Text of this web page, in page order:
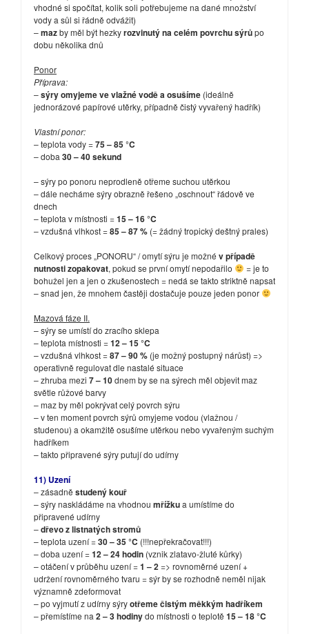
vhodné si spočítat, kolik soli potřebujeme na dané množství
vody a sůl si řádně odvážit)
–mazby měl být hezkyrozvinutý na celém povrchu sýrůpo
dobu několika dnů
Ponor
Příprava:
–sýry omyjeme ve vlažné vodě a osušíme (ideálně
jednorázové papírové utěrky, případně čistý vyvařený hadřík)
Vlastní ponor:
– teplota vody =75 – 85 °C
– doba 30 – 40 sekund
– sýry po ponoru neprodleně otřeme suchou utěrkou
– dále necháme sýry obrazně řešeno „oschnout“ řádově ve
dnech
– teplota v místnosti =15 – 16 °C
– vzdušná vlhkost =85 – 87 % (= žádný tropický deštný prales)
Celkový proces „PONORU“ / omytí sýru je možné v případě
nutnosti zopakovat, pokud se první omytí nepodařilo
= je to
bohužel jen a jen o zkušenostech = nedá se takto striktně napsat
– snad jen, že mnohem častěji dostačuje pouze jeden ponor
Mazová fáze II.
– sýry se umístí do zracího sklepa
– teplota místnosti =12 – 15 °C
– vzdušná vlhkost =87 – 90 % (je možný postupný nárůst) =>
operativně regulovat dle nastalé situace
– zhruba mezi 7 – 10dnem by se na sýrech měl objevit maz
světle růžové barvy
– maz by měl pokrývat celý povrch sýru
– v ten moment povrch sýrů omyjeme vodou (vlažnou /
studenou) a okamžitě osušíme utěrkou nebo vyvařeným suchým
hadříkem
– takto připravené sýry putují do udírny
11) Uzení
– zásadně studený kouř
– sýry naskládáme na vhodnou mřížkua umístíme do
připravené udírny
–dřevo z listnatých stromů
– teplota uzení =30 – 35 °C (!!!nepřekračovat!!!)
– doba uzení =12 – 24 hodin (vznik zlatavo-žluté kůrky)
– otáčení v průběhu uzení =1 – 2=> rovnoměrné uzení +
udržení rovnoměrného tvaru = sýr by se rozhodně neměl nijak
významně zdeformovat
– po vyjmutí z udírny sýryotřeme čistým měkkým hadříkem
– přemístíme na 2 – 3 hodinydo místnosti o teplotě 15 – 18 °C